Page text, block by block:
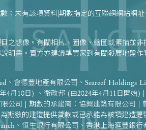
：未有該項資料|期數指定的互聯網網站網址
之想像。有關相片、圖像、繪圖或素描並非
明書。賣方亦建議準買家到有關發展地盤作
會德豐地產有限公司、Seareef Holdings
4月10日) 、衛政邦 (由2024年4月11日開始)
公司 | 期數的承建商：協興建築有限公司 |
期數的建造提供貸款或已承諾為該項建造提
、恒生銀行有限公司、香港上海滙豐銀行